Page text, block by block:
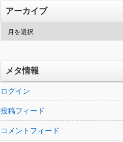
アーカイブ
イ
ブメタ情報
ログイン
投稿フィード
コメントフィード